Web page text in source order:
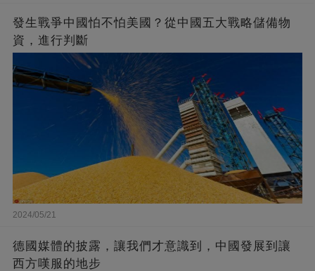
發生戰爭中國怕不怕美國？從中國五大戰略儲備物
資，進行判斷
2024/05/21
德國媒體的披露，讓我們才意識到，中國發展到讓
西方嘆服的地步